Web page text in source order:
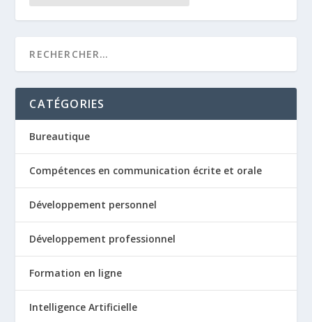
CATÉGORIES
Bureautique
Compétences en communication écrite et orale
Développement personnel
Développement professionnel
Formation en ligne
Intelligence Artificielle